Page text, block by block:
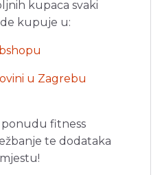
kupaca svaki
kupuje u:
u Zagrebu
ponudu fitness
te dodataka